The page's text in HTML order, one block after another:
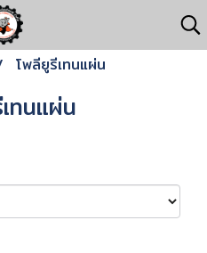
โพลียูรีเทนแผ่น
ทนแผ่น